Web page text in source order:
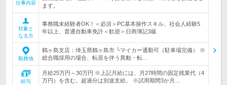
仕事内容
ます。
対象と
なる方
事務職未経験者OK！＜必須＞PC基本操作スキル、社会人経験5
年以上、普通自動車免許＜歓迎＞日商簿記3級
勤務地
鶴ヶ島支店：埼玉県鶴ヶ島市 └マイカー通勤可（駐車場完備） ※
総合職採用の場合、転居を伴う異動・転…
給与
月給25万円～30万円 ※上記月給には、月27時間の固定残業代（4
万円）を含む。超過分は別途支給。 ※試用期間3か月…